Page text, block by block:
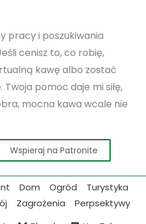
pracy i poszukiwania
cenisz to, co robię,
kawę albo zostać
pomoc daje mi siłę,
mocna kawa wcale nie
Wspieraj na Patronite
Dom Ogród
Turystyka
Zagrożenia
Perpsektywy